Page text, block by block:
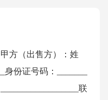
方（出售方）：姓
身份证号码：_______
联